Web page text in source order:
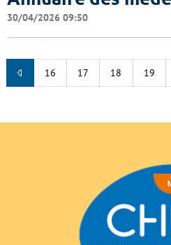
30/04/2026 09:50
16 17 18 19